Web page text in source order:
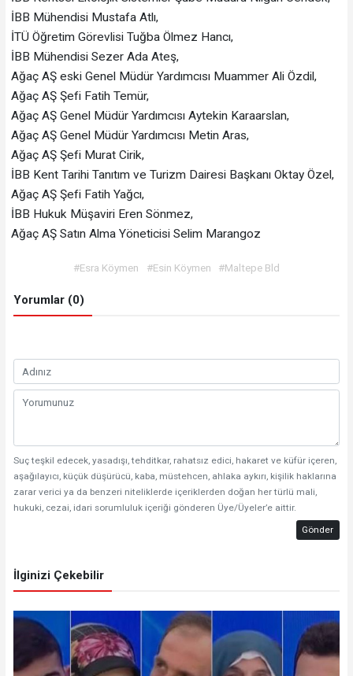
İBB Mühendisi Mustafa Atlı,
İTÜ Öğretim Görevlisi Tuğba Ölmez Hancı,
İBB Mühendisi Sezer Ada Ateş,
Ağaç AŞ eski Genel Müdür Yardımcısı Muammer Ali Özdil,
Ağaç AŞ Şefi Fatih Temür,
Ağaç AŞ Genel Müdür Yardımcısı Aytekin Karaarslan,
Ağaç AŞ Genel Müdür Yardımcısı Metin Aras,
Ağaç AŞ Şefi Murat Cirik,
İBB Kent Tarihi Tanıtım ve Turizm Dairesi Başkanı Oktay Özel,
Ağaç AŞ Şefi Fatih Yağcı,
İBB Hukuk Müşaviri Eren Sönmez,
Ağaç AŞ Satın Alma Yöneticisi Selim Marangoz
#Esra Köymen #Esin Köymen #Maltepe Bld
Yorumlar (0)
Suç teşkil edecek, yasadışı, tehditkar, rahatsız edici, hakaret ve küfür içeren,
aşağılayıcı, küçük düşürücü, kaba, müstehcen, ahlaka aykırı, kişilik haklarına
zarar verici ya da benzeri niteliklerde içeriklerden doğan her türlü mali,
hukuki, cezai, idari sorumluluk içeriği gönderen Üye/Üyeler’e aittir.
Gönder
İlginizi Çekebilir